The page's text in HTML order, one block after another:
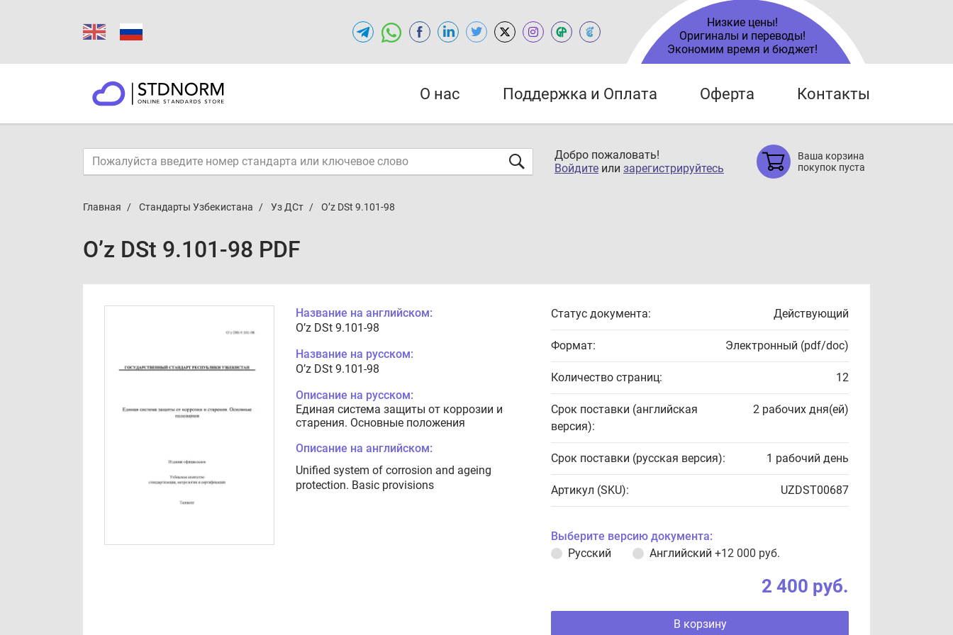
Низкие цены!
Оригиналы и переводы!
Экономим время и бюджет!
О нас Поддержка и Оплата Оферта Контакты
Добро пожаловать!
Войдите или зарегистрируйтесь
Ваша корзина
покупок пуста
Главная Стандарты Узбекистана Уз ДСт O’z DSt 9.101-98
O’z DSt 9.101-98 PDF
Название на английском:
O’z DSt 9.101-98
Название на русском:
O’z DSt 9.101-98
Описание на русском:
Единая система защиты от коррозии и
старения. Основные положения
Описание на английском:
Unified system of corrosion and ageing
protection. Basic provisions
Статус документа: Действующий
Формат: Электронный (pdf/doc)
Количество страниц: 12
Срок поставки (английская
версия):
2 рабочих дня(ей)
Срок поставки (русская версия): 1 рабочий день
Артикул (SKU): UZDST00687
Выберите версию документа:
Русский
Английский +12 000 руб.
2 400 руб.
В корзину